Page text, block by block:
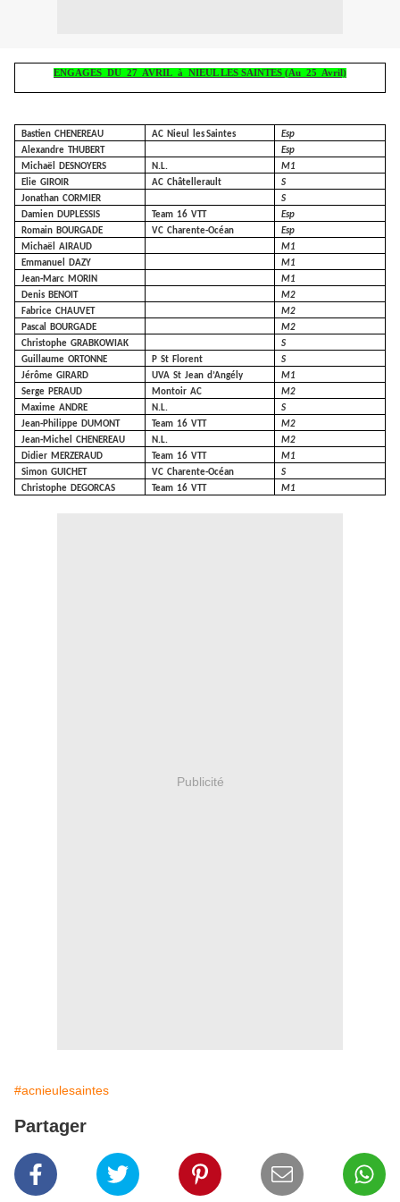
ENGAGES DU 27 AVRIL à NIEUL LES SAINTES (Au 25 Avril)
Bastien CHENEREAU AC Nieul les Saintes
Esp
Alexandre THUBERT
Esp
Michaël DESNOYERS N.L.
M1
Elie GIROIR AC Châtellerault
S
Jonathan CORMIER
S
Damien DUPLESSIS Team 16 VTT
Esp
Romain BOURGADE VC Charente-Océan
Esp
Michaël AIRAUD
M1
Emmanuel DAZY
M1
Jean-Marc MORIN
M1
Denis BENOIT
M2
Fabrice CHAUVET
M2
Pascal BOURGADE
M2
Christophe GRABKOWIAK
S
Guillaume ORTONNE P St Florent
S
Jérôme GIRARD UVA St Jean d’Angély
M1
Serge PERAUD Montoir AC
M2
Maxime ANDRE N.L.
S
Jean-Philippe DUMONT Team 16 VTT
M2
Jean-Michel CHENEREAU N.L.
M2
Didier MERZERAUD Team 16 VTT
M1
Simon GUICHET VC Charente-Océan
S
Christophe DEGORCAS Team 16 VTT M1
Publicité
#acnieulesaintes
Partager